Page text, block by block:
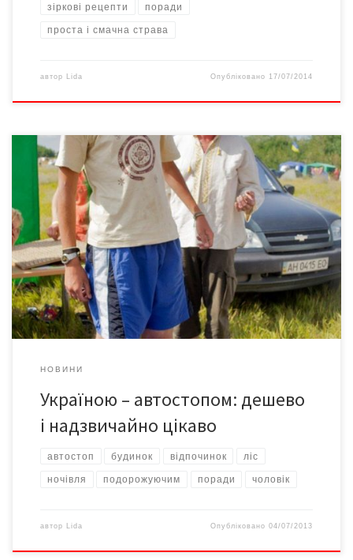
зіркові рецепти поради
проста і смачна страва
автор Lida Опубліковано 17/07/2014
Мандрувати Україною можна практично безкоштовно.
Відкриваючи для себе світ подорожей, любителі активного
відпочинку нерідко обирають автостоп як альтернативу
поїздці автобусом, потягом чи літаком. Такий метод
пересування не тільки залишає купу незабутніх вражень і
неповторних емоцій, а й заощаджує ваші гроші! Адже, за
словами 18-річного подорожувальника Максима Завалля, він
витрачає за […]
НОВИНИ
Україною – автостопом: дешево
і надзвичайно цікаво
автостоп будинок відпочинок ліс
ночівля подорожуючим поради чоловік
автор Lida Опубліковано04/07/2013